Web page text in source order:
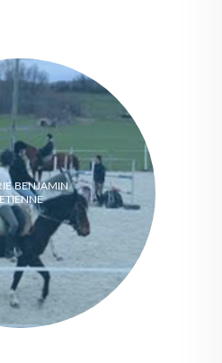
BENJAMIN